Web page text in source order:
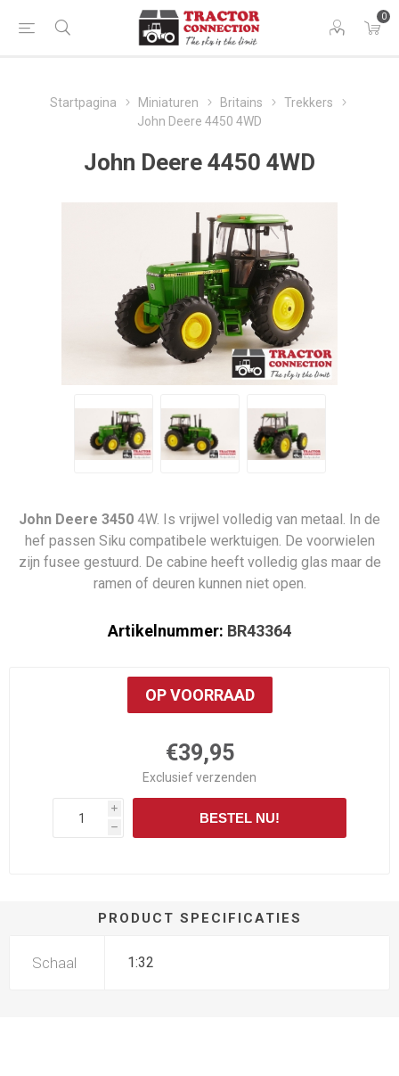
0
Startpagina Miniaturen Britains
Trekkers
John Deere 4450 4WD
John Deere 4450 4WD
John Deere 3450 4W. Is vrijwel volledig van metaal. In de
hef passen Siku compatibele werktuigen. De voorwielen
zijn fusee gestuurd. De cabine heeft volledig glas maar de
ramen of deuren kunnen niet open.
Artikelnummer: BR43364
OP VOORRAAD
€39,95
Exclusiefverzenden
i
h
BESTEL NU!
PRODUCT SPECIFICATIES
Schaal 1:32